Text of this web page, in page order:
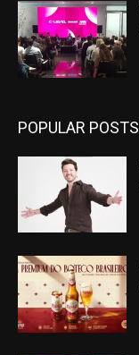
POPULAR POSTS